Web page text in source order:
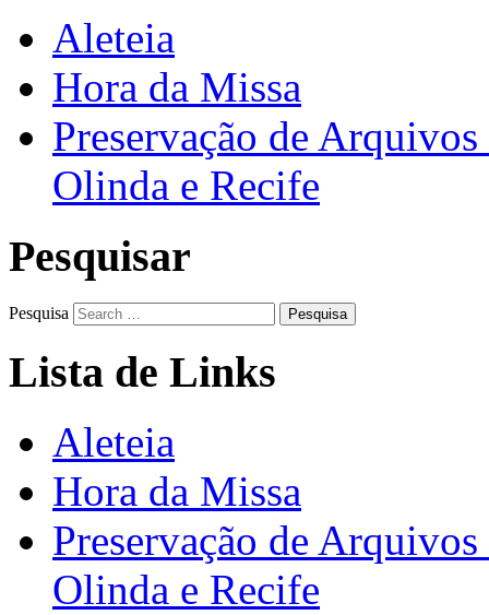
Aleteia
Hora da Missa
Preservação de
Olinda e Recife
Pesquisar
Pesquisa
Lista de Links
Aleteia
Hora da Missa
Preservação de
Olinda e Recife